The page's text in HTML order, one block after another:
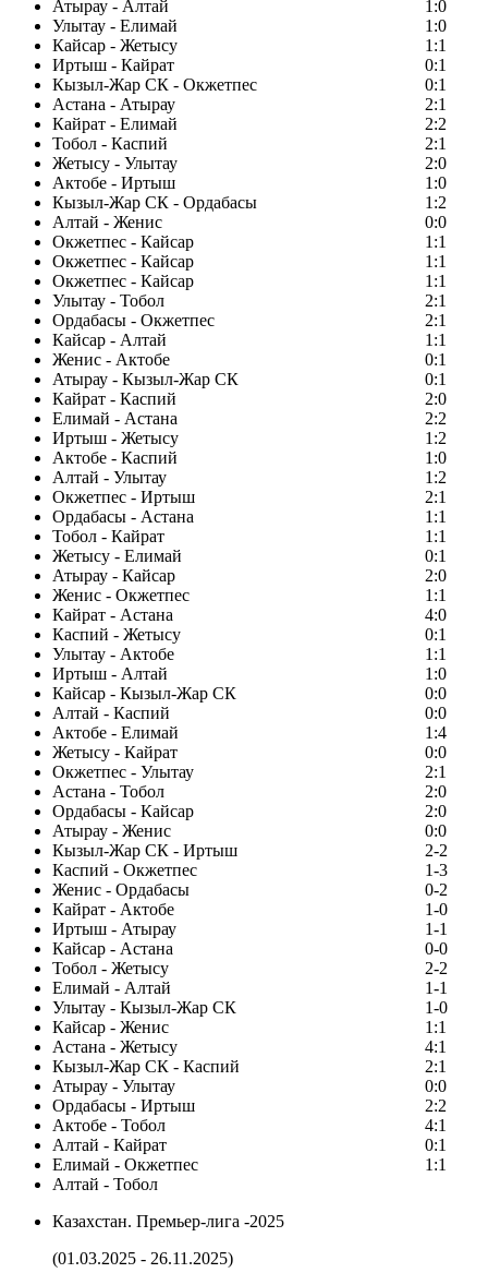
Атырау - Алтай
1:0
Улытау - Елимай
1:0
Кайсар - Жетысу
1:1
Иртыш - Кайрат
0:1
Кызыл-Жар СК - Окжетпес
0:1
Астана - Атырау
2:1
Кайрат - Елимай
2:2
Тобол - Каспий
2:1
Жетысу - Улытау
2:0
Актобе - Иртыш
1:0
Кызыл-Жар СК - Ордабасы
1:2
Алтай - Женис
0:0
Окжетпес - Кайсар
1:1
Окжетпес - Кайсар
1:1
Окжетпес - Кайсар
1:1
Улытау - Тобол
2:1
Ордабасы - Окжетпес
2:1
Кайсар - Алтай
1:1
Женис - Актобе
0:1
Атырау - Кызыл-Жар СК
0:1
Кайрат - Каспий
2:0
Елимай - Астана
2:2
Иртыш - Жетысу
1:2
Актобе - Каспий
1:0
Алтай - Улытау
1:2
Окжетпес - Иртыш
2:1
Ордабасы - Астана
1:1
Тобол - Кайрат
1:1
Жетысу - Елимай
0:1
Атырау - Кайсар
2:0
Женис - Окжетпес
1:1
Кайрат - Астана
4:0
Каспий - Жетысу
0:1
Улытау - Актобе
1:1
Иртыш - Алтай
1:0
Кайсар - Кызыл-Жар СК
0:0
Алтай - Каспий
0:0
Актобе - Елимай
1:4
Жетысу - Кайрат
0:0
Окжетпес - Улытау
2:1
Астана - Тобол
2:0
Ордабасы - Кайсар
2:0
Атырау - Женис
0:0
Кызыл-Жар СК - Иртыш
2-2
Каспий - Окжетпес
1-3
Женис - Ордабасы
0-2
Кайрат - Актобе
1-0
Иртыш - Атырау
1-1
Кайсар - Астана
0-0
Тобол - Жетысу
2-2
Елимай - Алтай
1-1
Улытау - Кызыл-Жар СК
1-0
Кайсар - Женис
1:1
Астана - Жетысу
4:1
Кызыл-Жар СК - Каспий
2:1
Атырау - Улытау
0:0
Ордабасы - Иртыш
2:2
Актобе - Тобол
4:1
Алтай - Кайрат
0:1
Елимай - Окжетпес
1:1
Алтай - Тобол
Казахстан. Премьер-лига -2025
(01.03.2025 - 26.11.2025)